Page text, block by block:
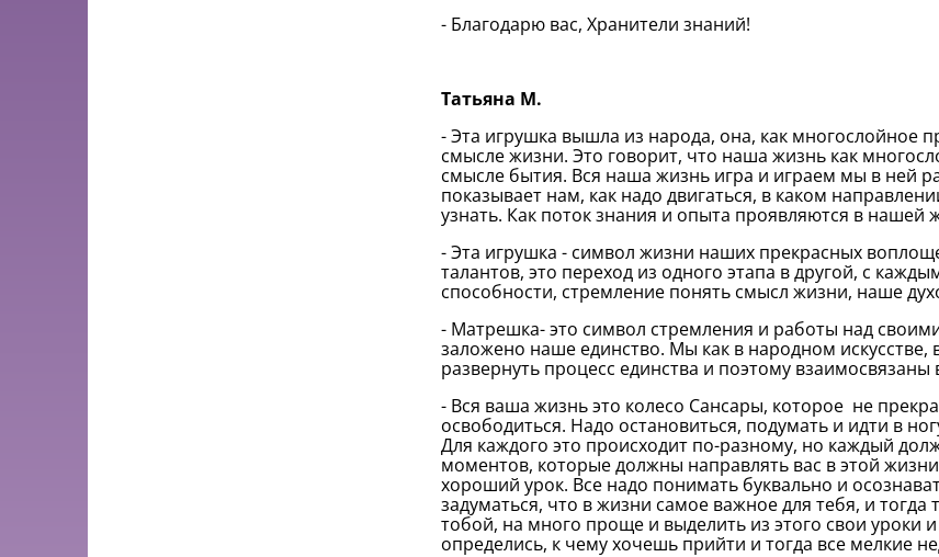
- Благодарю вас, Хранители знаний!
Татьяна М.
- Эта игрушка вышла из народа, она, как многослойное
смысле жизни. Это говорит, что наша жизнь как
смысле бытия. Вся наша жизнь игра и играем мы в ней
показывает нам, как надо двигаться, в каком
узнать. Как поток знания и опыта проявляются в нашей
- Эта игрушка - символ жизни наших прекрасных
талантов, это переход из одного этапа в другой, с
способности, стремление понять смысл жизни, наше
- Матрешка- это символ стремления и работы над
заложено наше единство. Мы как в народном искусстве,
развернуть процесс единства и поэтому
- Вся ваша жизнь это колесо Сансары, которое не
освободиться. Надо остановиться, подумать и идти в
Для каждого это происходит по-разному, но каждый
моментов, которые должны направлять вас в этой
хороший урок. Все надо понимать буквально и
задуматься, что в жизни самое важное для тебя, и
тобой, на много проще и выделить из этого свои уроки
определись, к чему хочешь прийти и тогда все мелкие